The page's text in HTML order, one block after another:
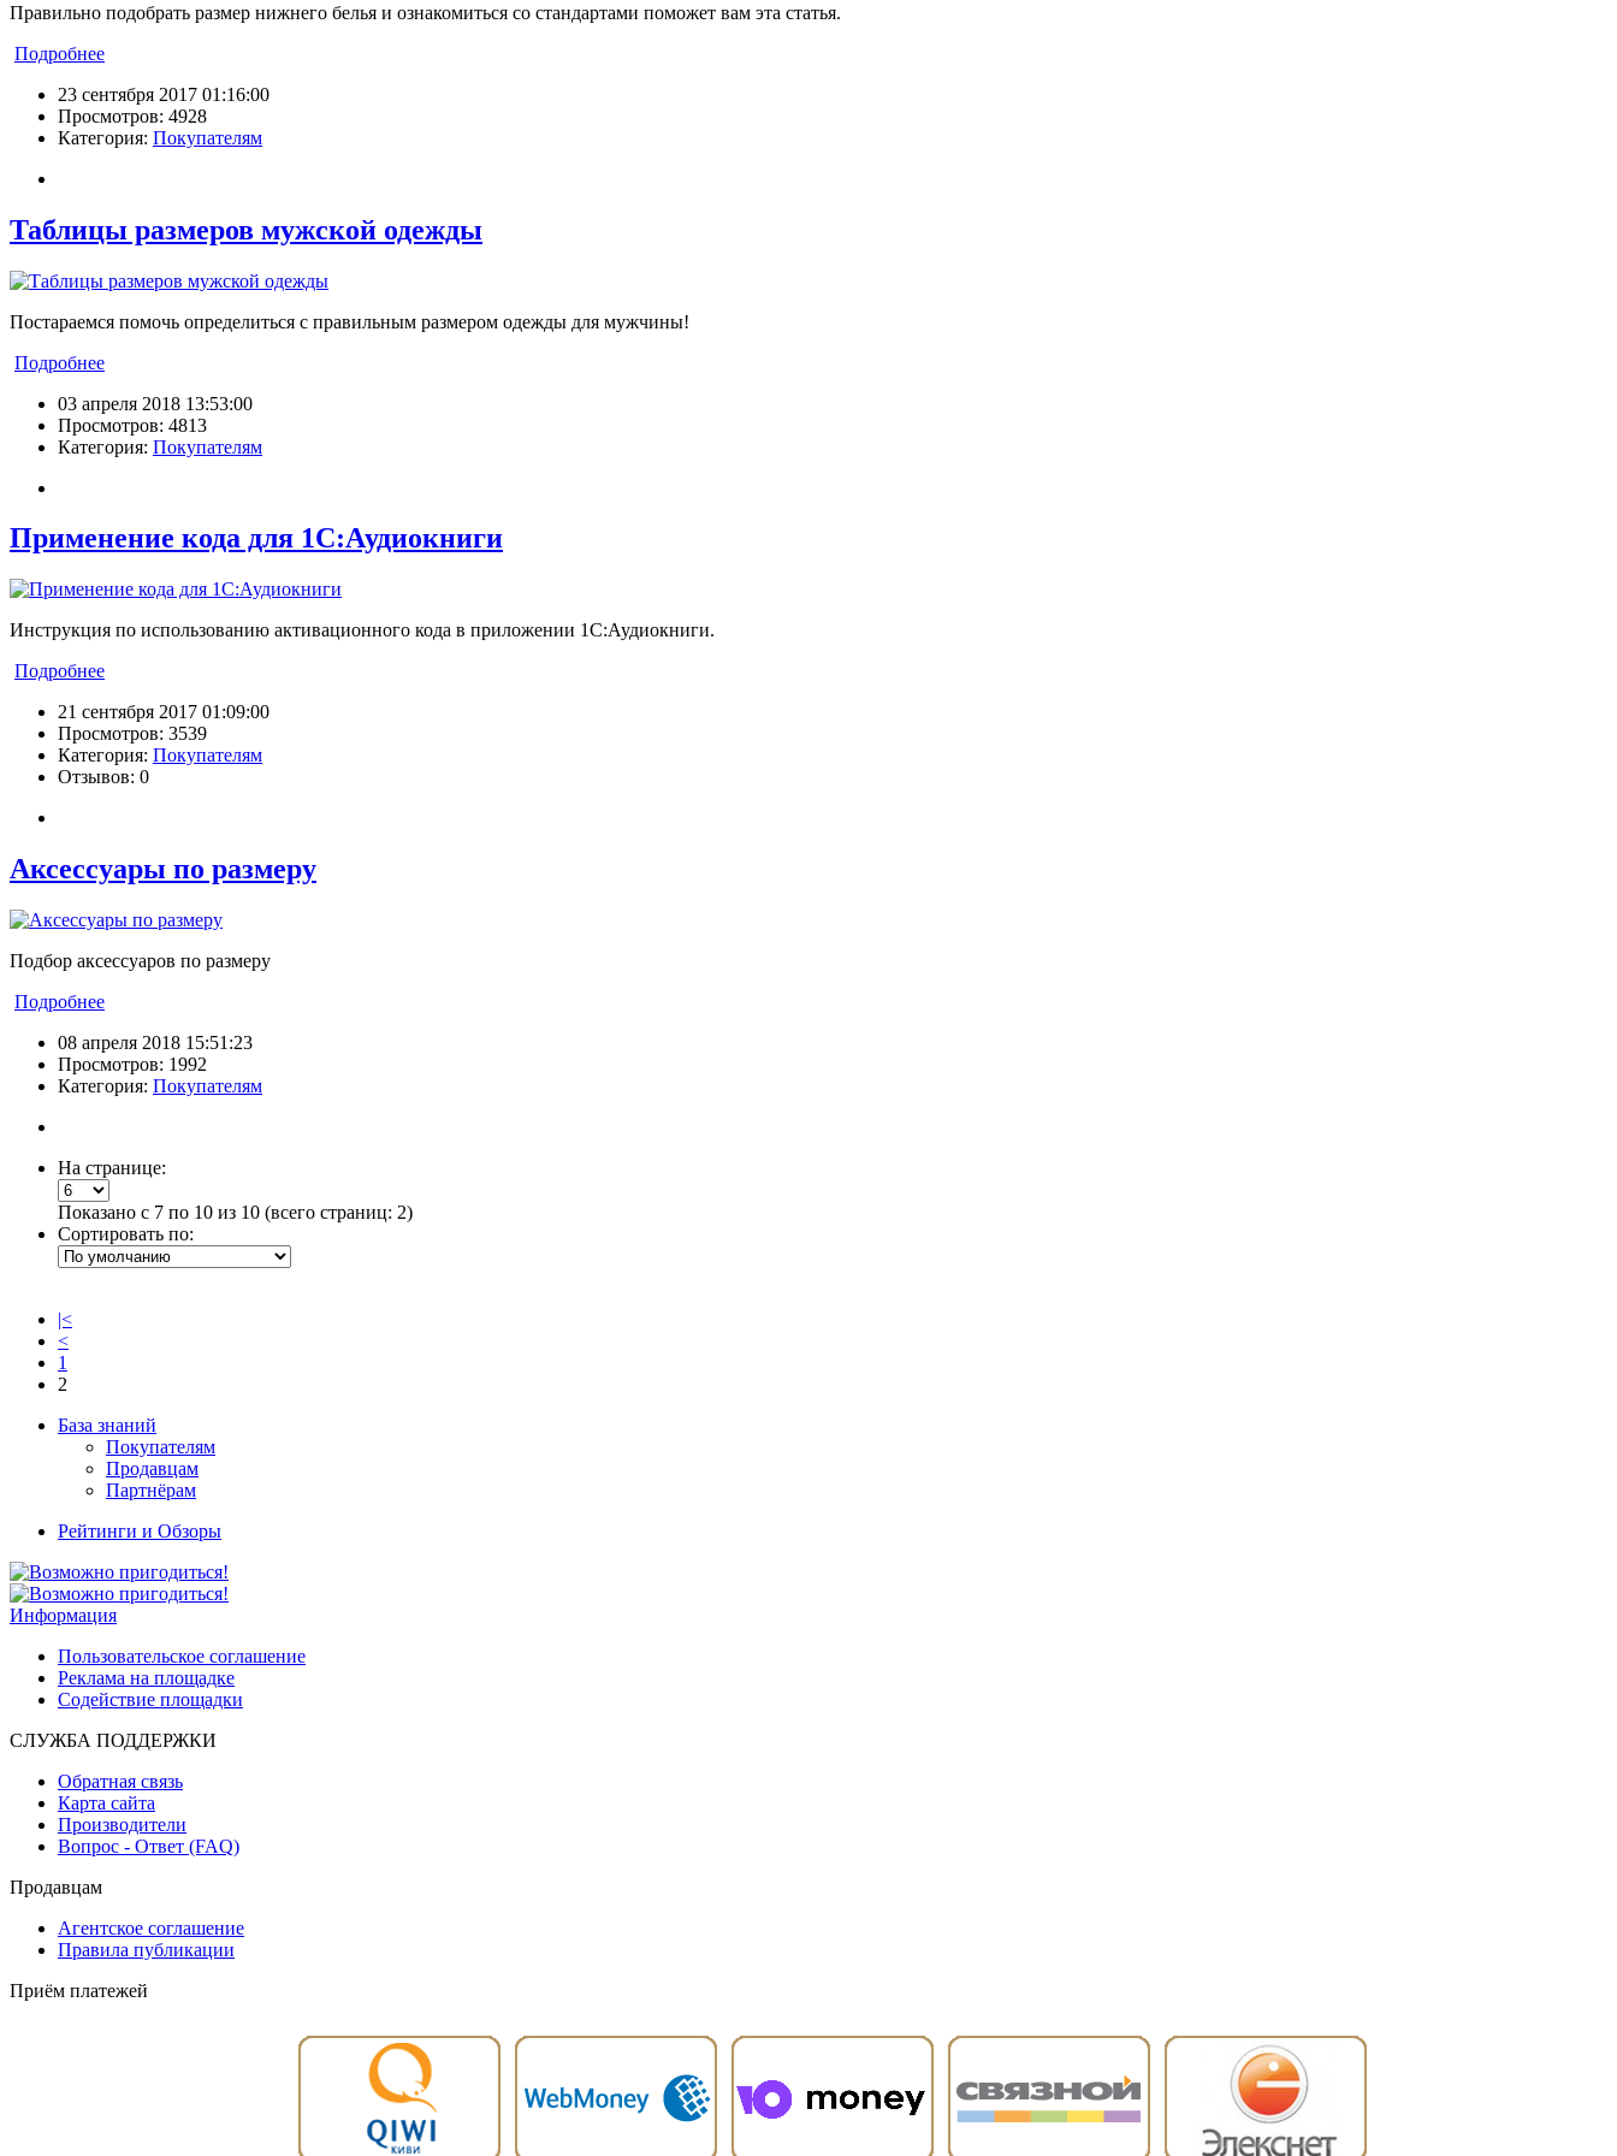
Правильно подобрать размер нижнего белья и ознакомиться со стандартами поможет вам эта статья.
Подробнее
23 сентября 2017 01:16:00
Просмотров: 4928
Категория: Покупателям
Таблицы размеров мужской одежды
Постараемся помочь определиться с правильным размером одежды для мужчины!
Подробнее
03 апреля 2018 13:53:00
Просмотров: 4813
Категория: Покупателям
Применение кода для 1С:Аудиокниги
Инструкция по использованию активационного кода в приложении 1С:Аудиокниги.
Подробнее
21 сентября 2017 01:09:00
Просмотров: 3539
Категория: Покупателям
Отзывов: 0
Аксессуары по размеру
Подбор аксессуаров по размеру
Подробнее
08 апреля 2018 15:51:23
Просмотров: 1992
Категория: Покупателям
На странице:
Показано с 7 по 10 из 10 (всего страниц: 2)
Сортировать по:
|<
<
1
2
База знаний
Покупателям
Продавцам
Партнёрам
Рейтинги и Обзоры
Информация
Пользовательское соглашение
Реклама на площадке
Содействие площадки
СЛУЖБА ПОДДЕРЖКИ
Обратная связь
Карта сайта
Производители
Вопрос - Ответ (FAQ)
Продавцам
Агентское соглашение
Правила публикации
Приём платежей